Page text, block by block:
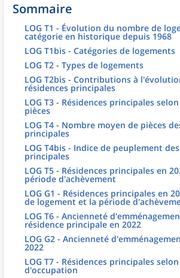
Sommaire
LOG T1 - Évolution du nombre de
catégorie en historique depuis 1968
LOG T1bis - Catégories de logements
LOG T2 - Types de logements
LOG T2bis - Contributions à
résidences principales
LOG T3 - Résidences principales
pièces
LOG T4 - Nombre moyen de pièces
principales
LOG T4bis - Indice de peuplement
principales
LOG T5 - Résidences principales en
période d'achèvement
LOG G1 - Résidences principales en
de logement et la période
LOG T6 - Ancienneté
résidence principale en 2022
LOG G2 - Ancienneté
2022
LOG T7 - Résidences principales
d'occupation